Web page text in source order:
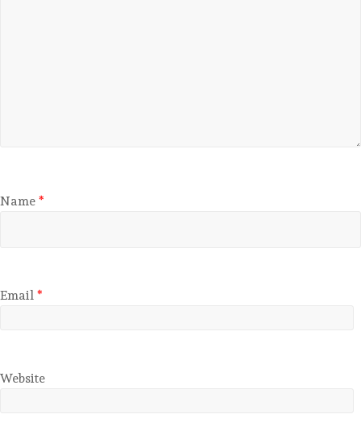
Name *
Email *
Website